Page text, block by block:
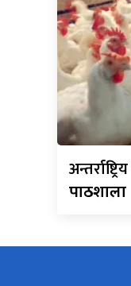
अन्तर्राष्ट्रिय
पाठशाला